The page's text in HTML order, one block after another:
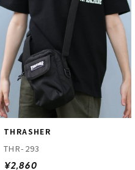
THRASHER
THR-293
¥2,860